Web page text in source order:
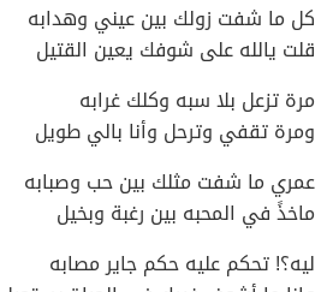
كل ما شفت زولك بين عيني وهدابه
قلت يالله على شوفك يعين القتيل
مرة تزعل بلا سبه وكلك غرابه
ومرة تقفي وترحل وأنا بالي طويل
عمري ما شفت مثلك بين حب وصبابه
ماخذً في المحبه بين رغبة وبخيل
ليه؟! تحكم عليه حكم جاير مصابه